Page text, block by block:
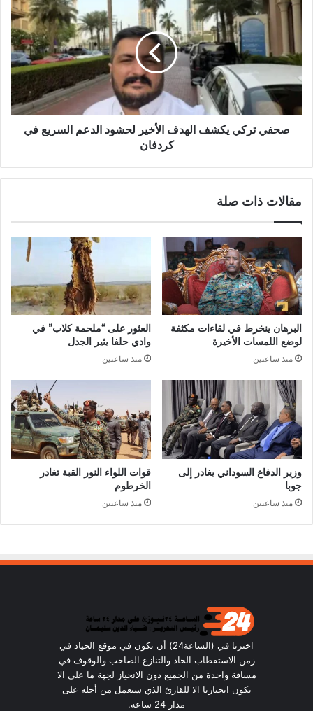
تركي
يكشف
الهدف
الأخير
لحشود
الدعم
السريع
في
كردفان
صحفي تركي يكشف الهدف الأخير لحشود الدعم السريع في
كردفان
مقالات ذات صلة
البرهان ينخرط في لقاءات مكثفة
لوضع اللمسات الأخيرة
منذ ساعتين
العثور على “ملحمة كلاب” في
وادي حلفا يثير الجدل
منذ ساعتين
وزير الدفاع السوداني يغادر إلى
جوبا
منذ ساعتين
قوات اللواء النور القبة تغادر
الخرطوم
منذ ساعتين
اخترنا في (الساعة24) أن نكون في موقع الحياد في
زمن الاستقطاب الحاد والتنازع الصاخب والوقوف في
مسافة واحدة من الجميع دون الانحياز لجهة ما على الا
يكون انحيازنا الا للقارئ الذي سنعمل من أجله على
مدار 24 ساعة.